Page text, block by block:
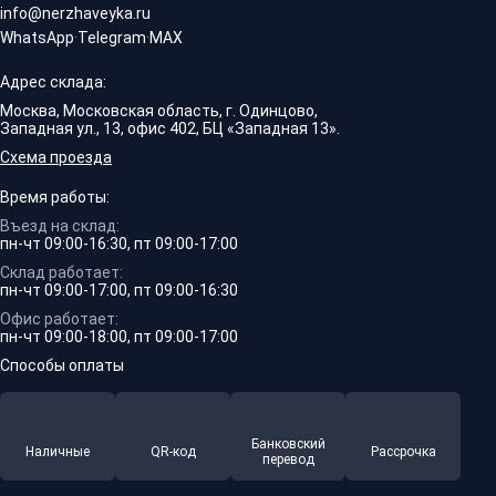
info@nerzhaveyka.ru
WhatsApp·Telegram·MAX
Адрес склада:
Москва, Московская область, г. Одинцово,
Западная ул., 13, офис 402, БЦ «Западная 13».
Схема проезда
Время работы:
Въезд на склад:
пн-чт 09:00-16:30, пт 09:00-17:00
Склад работает:
пн-чт 09:00-17:00, пт 09:00-16:30
Офис работает:
пн-чт 09:00-18:00, пт 09:00-17:00
Способы оплаты
Наличные QR-код
Банковский
перевод
Рассрочка